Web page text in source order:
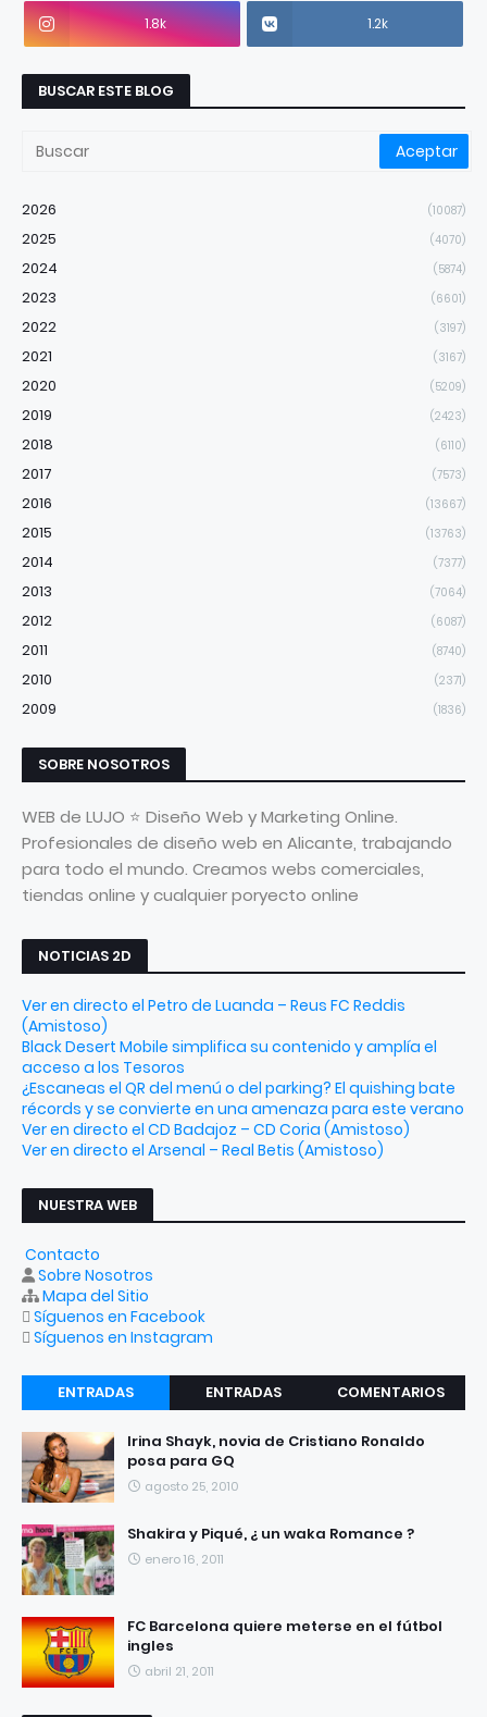
1.8k 1.2k
BUSCAR ESTE BLOG
2026 (10087)
2025 (4070)
2024 (5874)
2023 (6601)
2022 (3197)
2021 (3167)
2020 (5209)
2019 (2423)
2018 (6110)
2017 (7573)
2016 (13667)
2015 (13763)
2014 (7377)
2013 (7064)
2012 (6087)
2011 (8740)
2010 (2371)
2009 (1836)
SOBRE NOSOTROS
WEB de LUJO ⭐ Diseño Web y Marketing Online.
Profesionales de diseño web en Alicante, trabajando
para todo el mundo. Creamos webs comerciales,
tiendas online y cualquier poryecto online
NOTICIAS 2D
Ver en directo el Petro de Luanda – Reus FC Reddis
(Amistoso)
Black Desert Mobile simplifica su contenido y amplía el
acceso a los Tesoros
¿Escaneas el QR del menú o del parking? El quishing bate
récords y se convierte en una amenaza para este verano
Ver en directo el CD Badajoz – CD Coria (Amistoso)
Ver en directo el Arsenal – Real Betis (Amistoso)
NUESTRA WEB
Contacto
Sobre Nosotros
Mapa del Sitio
Síguenos en Facebook
Síguenos en Instagram
ENTRADAS
ENTRADAS
COMENTARIOS
Irina Shayk, novia de Cristiano Ronaldo
posa para GQ
agosto 25, 2010
Shakira y Piqué, ¿ un waka Romance ?
enero 16, 2011
FC Barcelona quiere meterse en el fútbol
ingles
abril 21, 2011